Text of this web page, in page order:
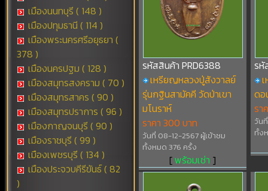
เมืองนนทบุรี ( 148 )
เมืองปทุมธานี ( 114 )
เมืองพระนครศรีอยุธยา (
378 )
เมืองนครปฐม ( 128 )
เมืองสมุทรสงคราม ( 70 )
เมืองสมุทรสาคร ( 90 )
เมืองสมุทรปราการ ( 96 )
เมืองกาญจนบุรี ( 90 )
เมืองราชบุรี ( 99 )
เมืองเพชรบุรี ( 134 )
เมืองประจวบคีรีขันธ์ ( 82
)
รหัสสินค้า PRD6388
เหรียญหลวงปู่สังวาลย์
รุ่นกฐินสามัคคี วัดป่าเขา
มโนราห์
ราคา 300 บาท
วันที่ 08-12-2567 ผู้เข้าชม
ทั้งหมด 376 ครั้ง
[พร้อมเช่า ]
รหั
ดอ
รา
วัน
ทั้ง